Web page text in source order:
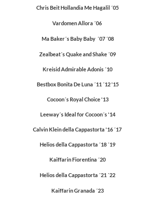
Chris Beit Hollandia Me Hagalil ´05
Vardomen Allora ´06
Ma Baker´s Baby Baby ´07 ´08
Zealbeat´s Quake and Shake ´09
Kreisid Admirable Adonis ´10
Bestbox Bonita De Luna ´11 ´12 '15
Cocoon´s Royal Choice '13
Leeway´s Ideal for Cocoon´s '14
Calvin Klein della Cappastorta '16 ´17
Helios della Cappastorta ´18 ´19
Kaiffarin Fiorentina ´20
Helios della Cappastorta ´21 ´22
Kaiffarin Granada ´23